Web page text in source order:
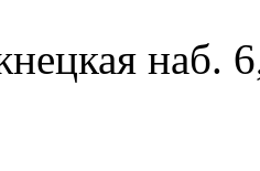
наб.